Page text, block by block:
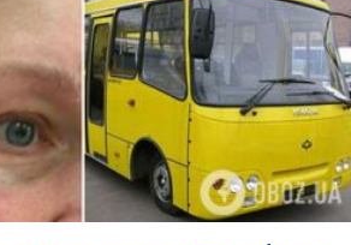
спровоцировала конфликт,
русском языке в маршрутке:
административный
прибыли патрульные полицейские и
группа